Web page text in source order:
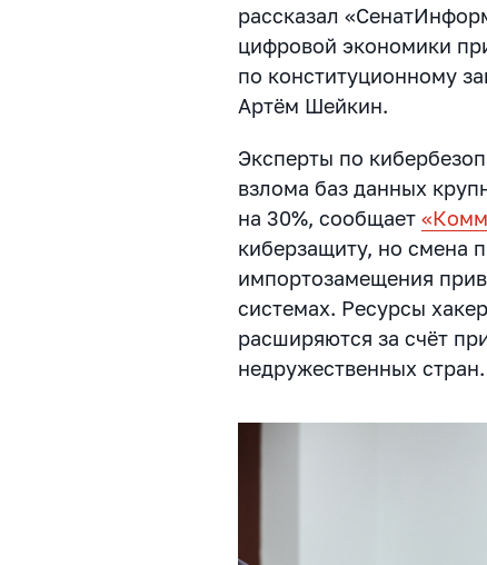
рассказал
цифровой экономики
по конституционному
Артём Шейкин.
Эксперты по
взлома баз данных
на 30%, сообщает
киберзащиту, но смена
импортозамещения
системах. Ресурсы
расширяются за счёт
недружественных стран.